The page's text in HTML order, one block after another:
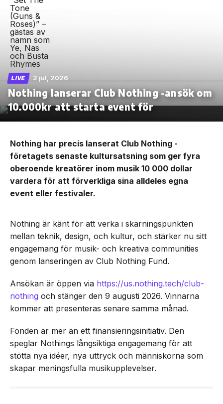
LIVE 2 jul, 2026
Nothing lanserar Club Nothing -ansök om
10.000kr att starta event för
Nothing har precis lanserat Club Nothing -
företagets senaste kultursatsning som ger fyra
oberoende kreatörer inom musik 10 000 dollar
vardera för att förverkliga sina alldeles egna
event eller festivaler.
Nothing är känt för att verka i skärningspunkten
mellan teknik, design, och kultur, och stärker nu sitt
engagemang för musik- och kreativa communities
genom lanseringen av Club Nothing Fund.
Ansökan är öppen via https://us.nothing.tech/club-
nothing och stänger den 9 augusti 2026. Vinnarna
kommer att presenteras senare samma månad.
Fonden är mer än ett finansieringsinitiativ. Den
speglar Nothings långsiktiga engagemang för att
stötta nya idéer, nya uttryck och människorna som
skapar meningsfulla musikupplevelser.